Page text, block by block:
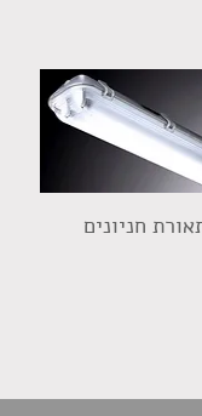
חניונים